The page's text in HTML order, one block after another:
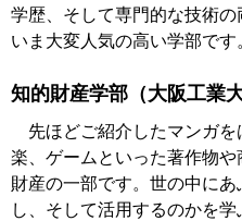
学歴、そして専門的な技術の
いま大変人気の高い学部です
知的財産学部（大阪工業大
先ほどご紹介したマンガを
楽、ゲームといった著作物
財産の一部です。世の中に
し、そして活用するのかを